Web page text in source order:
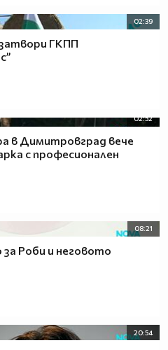
02:39
ГКПП
02:52
в Димитровград вече
с професионален
08:21
Роби и неговото
20:54